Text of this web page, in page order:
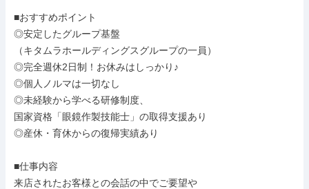
■おすすめポイント
◎安定したグループ基盤
（キタムラホールディングスグループの一員）
◎完全週休2日制！お休みはしっかり♪
◎個人ノルマは一切なし
◎未経験から学べる研修制度、
国家資格「眼鏡作製技能士」の取得支援あり
◎産休・育休からの復帰実績あり
■仕事内容
来店されたお客様との会話の中でご要望や